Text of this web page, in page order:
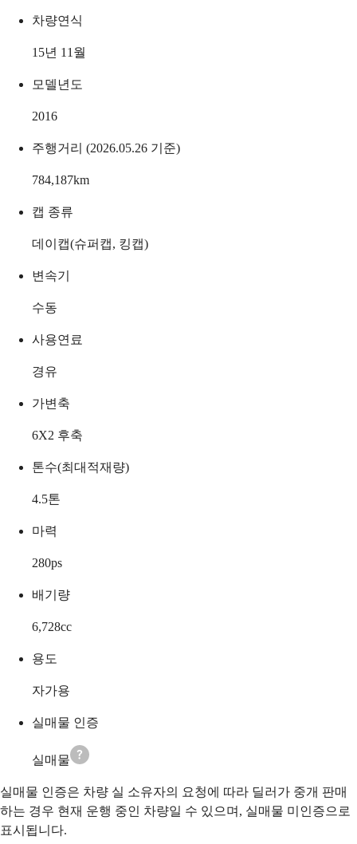
차량연식
15년 11월
모델년도
2016
주행거리 (2026.05.26 기준)
784,187km
캡 종류
데이캡(슈퍼캡, 킹캡)
변속기
수동
사용연료
경유
가변축
6X2 후축
톤수(최대적재량)
4.5톤
마력
280ps
배기량
6,728cc
용도
자가용
실매물 인증
실매물
실매물 인증은 차량 실 소유자의 요청에 따라 딜러가 중개 판매
하는 경우 현재 운행 중인 차량일 수 있으며, 실매물 미인증으로
표시됩니다.